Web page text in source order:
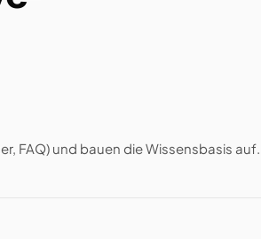
FAQ) und bauen die Wissensbasis auf.